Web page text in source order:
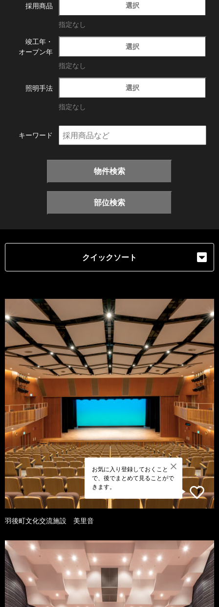
採用商品 選択
指定なし
竣工年・
オープン年
選択
指定なし
照明手法 選択
指定なし
キーワード
物件検索
部位検索
クイックソート
お気に入り登録しておくこと
で、後でまとめて見ることがで
きます。
羽後町文化交流施設 美里音